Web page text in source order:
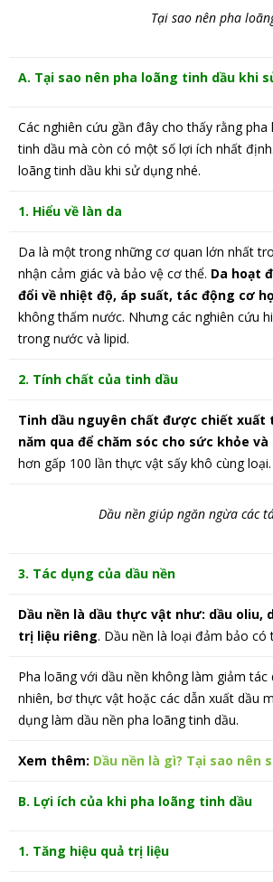
Tại sao nên pha
A. Tại sao nên pha loãng tinh dầu khi
Các nghiên cứu gần đây cho thấy rằng
tinh dầu mà còn có một số lợi ích nhất
loãng tinh dầu khi sử dụng nhé.
1. Hiểu về làn da
Da là một trong những cơ quan lớn nhất
nhận cảm giác và bảo vệ cơ thể. Da hoạt
đổi về nhiệt độ, áp suất, tác động cơ
không thấm nước. Nhưng các nghiên cứu
trong nước và lipid.
2. Tính chất của tinh dầu
Tinh dầu nguyên chất được chiết
năm qua để chăm sóc cho sức khỏe
hơn gấp 100 lần thực vật sấy khô cùng loại.
Dầu nền giúp ngăn ngừa các
3. Tác dụng của dầu nền
Dầu nền là dầu thực vật như: dầu oliu,
trị liệu riêng. Dầu nền là loại đảm bảo
Pha loãng với dầu nền không làm giảm
nhiên, bơ thực vật hoặc các dẫn xuất dầu
dụng làm dầu nền pha loãng tinh dầu.
Xem thêm: Dầu nền là gì? Tại sao nên
B. Lợi ích của khi pha loãng tinh dầu
1. Tăng hiệu quả trị liệu